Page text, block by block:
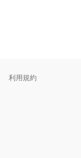
利用規約